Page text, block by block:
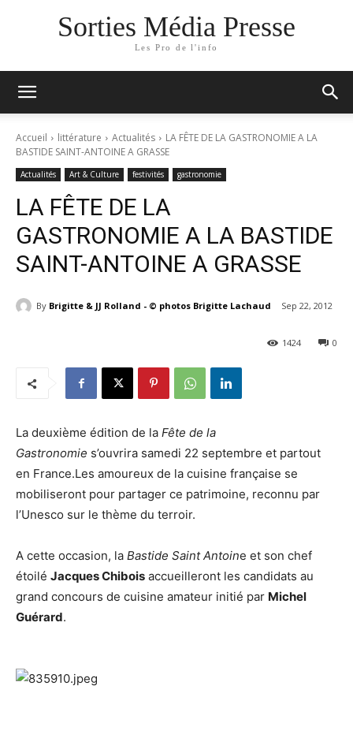
Sorties Média Presse
Les Pro de l'info
Accueil littérature Actualités
LA FÊTE DE LA GASTRONOMIE A LA
BASTIDE SAINT-ANTOINE A GRASSE
Actualités Art & Culture festivités gastronomie
LA FÊTE DE LA
GASTRONOMIE A LA BASTIDE
SAINT-ANTOINE A GRASSE
By Brigitte & JJ Rolland - © photos Brigitte Lachaud Sep 22, 2012
0
1424
La deuxième édition de la Fête de la
Gastronomie s’ouvrira samedi 22 septembre et partout
en France.Les amoureux de la cuisine française se
mobiliseront pour partager ce patrimoine, reconnu par
l’Unesco sur le thème du terroir.
A cette occasion, la Bastide Saint Antoine et son chef
étoilé Jacques Chibois accueilleront les candidats au
grand concours de cuisine amateur initié par Michel
Guérard.